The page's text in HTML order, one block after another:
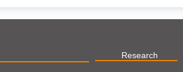
Research